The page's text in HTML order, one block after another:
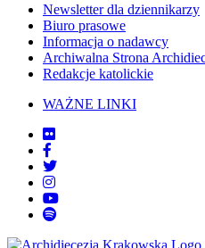
Newsletter dla dziennikarzy
Biuro prasowe
Informacja o nadawcy
Archiwalna Strona
Redakcje katolickie
WAŻNE LINKI